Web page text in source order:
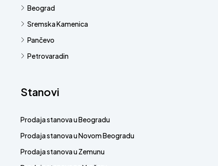
Beograd
Sremska Kamenica
Pančevo
Petrovaradin
Stanovi
Prodaja stanova u Beogradu
Prodaja stanova u Novom Beogradu
Prodaja stanova u Zemunu